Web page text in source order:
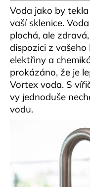
Voda jako by
vaší sklenice.
plochá, ale
dispozici z
elektřiny a
prokázáno, že je
Vortex voda. S
vy jednoduše
vodu.
b
u
j
e
t
e
n
a
j